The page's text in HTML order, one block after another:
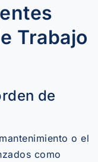
Trabajo
de
o el
como